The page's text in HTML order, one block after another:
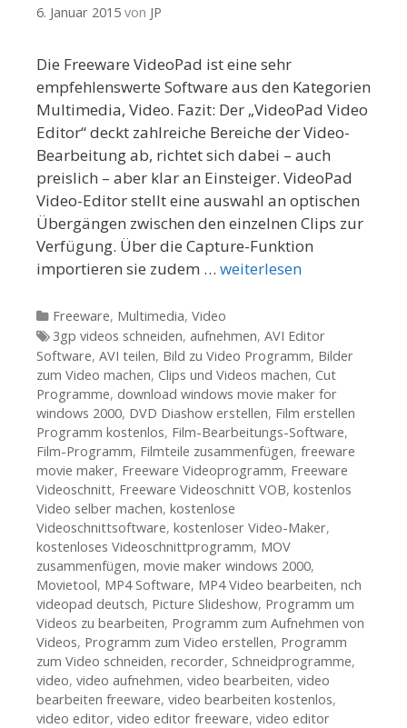
6. Januar 2015 von JP
Die Freeware VideoPad ist eine sehr
empfehlenswerte Software aus den Kategorien
Multimedia, Video. Fazit: Der „VideoPad Video
Editor“ deckt zahlreiche Bereiche der Video-
Bearbeitung ab, richtet sich dabei – auch
preislich – aber klar an Einsteiger. VideoPad
Video-Editor stellt eine auswahl an optischen
Übergängen zwischen den einzelnen Clips zur
Verfügung. Über die Capture-Funktion
importieren sie zudem … weiterlesen
Kategorien
Freeware, Multimedia, Video
Tags
3gp videos schneiden, aufnehmen, AVI Editor
Software, AVI teilen, Bild zu Video Programm, Bilder
zum Video machen, Clips und Videos machen, Cut
Programme, download windows movie maker for
windows 2000, DVD Diashow erstellen, Film erstellen
Programm kostenlos, Film-Bearbeitungs-Software,
Film-Programm, Filmteile zusammenfügen, freeware
movie maker, Freeware Videoprogramm, Freeware
Videoschnitt, Freeware Videoschnitt VOB, kostenlos
Video selber machen, kostenlose
Videoschnittsoftware, kostenloser Video-Maker,
kostenloses Videoschnittprogramm, MOV
zusammenfügen, movie maker windows 2000,
Movietool, MP4 Software, MP4 Video bearbeiten, nch
videopad deutsch, Picture Slideshow, Programm um
Videos zu bearbeiten, Programm zum Aufnehmen von
Videos, Programm zum Video erstellen, Programm
zum Video schneiden, recorder, Schneidprogramme,
video, video aufnehmen, video bearbeiten, video
bearbeiten freeware, video bearbeiten kostenlos,
video editor, video editor freeware, video editor